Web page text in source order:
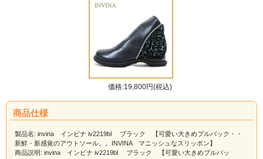
価格:19,800円(税込)
商品仕様
製品名: invina インビナ iv2219bl ブラック 【可愛い大きめプルバック・・
新鮮・新感覚のアウトソール。。INVINA マニッシュなスリッポン】
商品説明: invina インビナ iv2219bl ブラック 【可愛い大きめプルバッ